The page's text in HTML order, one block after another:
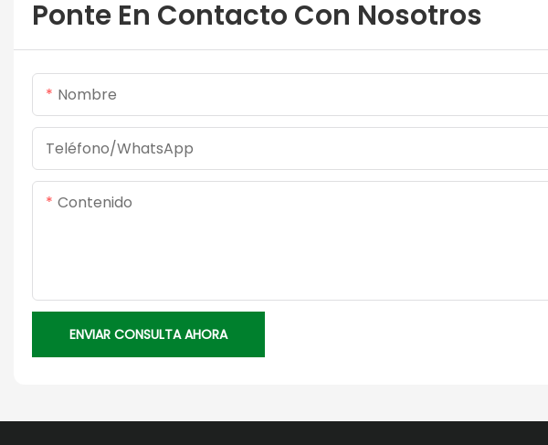
Ponte En Contacto Con Nosotros
Nombre
Teléfono/WhatsApp
Contenido
ENVIAR CONSULTA AHORA